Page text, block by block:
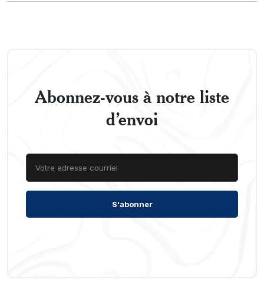
Abonnez-vous à notre liste
d’envoi